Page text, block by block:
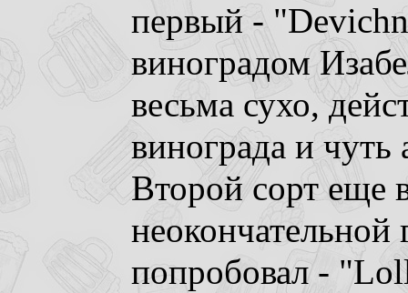
первый -
виноградом
весьма сухо,
винограда и
Второй сорт еще
неокончательной
попробовал -